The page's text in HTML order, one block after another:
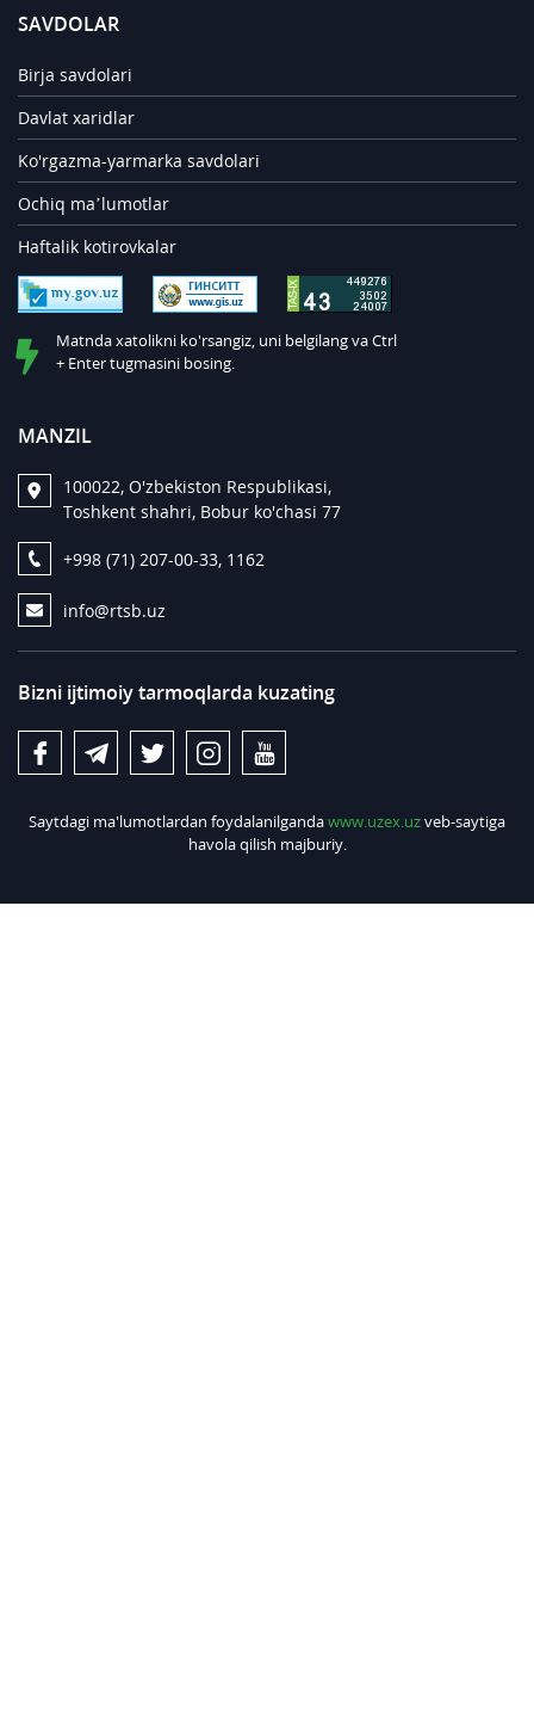
SAVDOLAR
Birja savdolari
Davlat xaridlar
Ko'rgazma-yarmarka savdolari
Ochiq ma’lumotlar
Haftalik kotirovkalar
Matnda xatolikni ko'rsangiz, uni belgilang va Ctrl
+ Enter tugmasini bosing.
MANZIL
100022, O'zbekiston Respublikasi,
Toshkent shahri, Bobur ko'chasi 77
+998 (71) 207-00-33, 1162
info@rtsb.uz
Bizni ijtimoiy tarmoqlarda kuzating
Saytdagi ma'lumotlardan foydalanilgandawww.uzex.uzveb-saytiga
havola qilish majburiy.